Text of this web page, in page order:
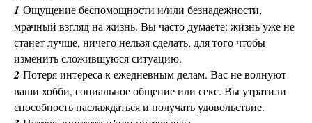
1 Ощущение беспомощности и/или безнадежности,
мрачный взгляд на жизнь. Вы часто думаете: жизнь уже не
станет лучше, ничего нельзя сделать, для того чтобы
изменить сложившуюся ситуацию.
2 Потеря интереса к ежедневным делам. Вас не волнуют
ваши хобби, социальное общение или секс. Вы утратили
способность наслаждаться и получать удовольствие.